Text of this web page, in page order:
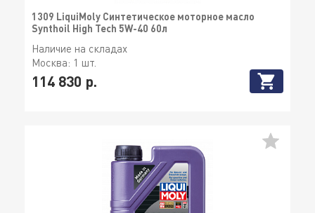
1309 LiquiMoly Синтетическое моторное масло
Synthoil High Tech 5W-40 60л
Наличие на складах
Москва: 1 шт.
114 830 р.